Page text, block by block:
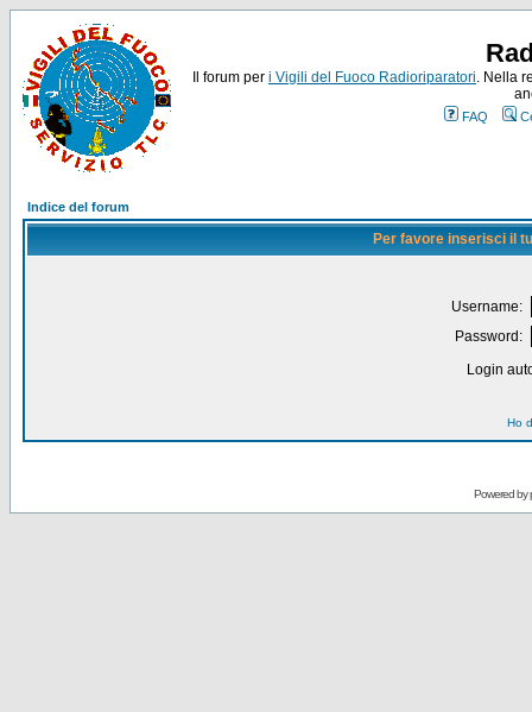
Il forum per i Vigili del Fuoco Radioriparatori. Nella
FAQ
Indice del forum
Per favore inserisci il
Username:
Password:
Login
Ho
Powered by